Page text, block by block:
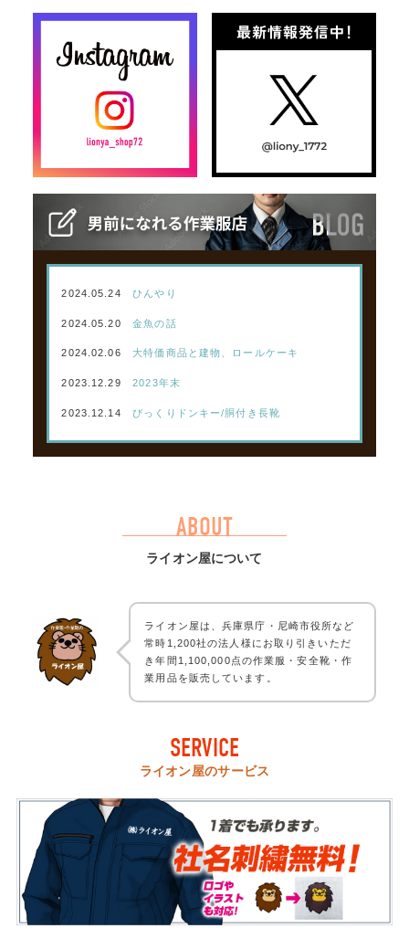
2024.05.24 ひんやり
2024.05.20 金魚の話
2024.02.06 大特価商品と建物、ロールケーキ
2023.12.29 2023年末
2023.12.14 びっくりドンキー/胴付き長靴
ABOUT
ライオン屋について
ライオン屋は、兵庫県庁・尼崎市役所など
常時1,200社の法人様にお取り引きいただ
き年間1,100,000点の作業服・安全靴・作
業用品を販売しています。
SERVICE
ライオン屋のサービス